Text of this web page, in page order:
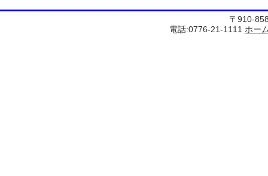
〒910-
電話:0776-21-1111 ホー